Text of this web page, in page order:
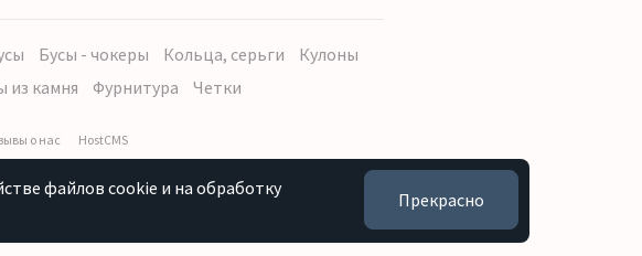
Бусы - чокеры Кольца, серьги
Кулоны
из камня Фурнитура Четки
о нас HostCMS
файлов cookie и на обработку
Прекрасно